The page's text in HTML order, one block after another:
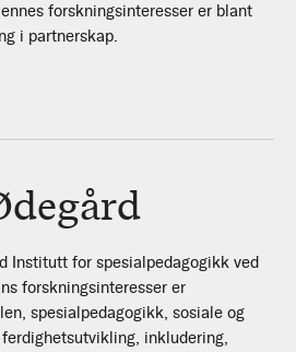
forskningsinteresser er blant
i partnerskap.
Institutt for spesialpedagogikk ved
forskningsinteresser er
spesialpedagogikk, sosiale og
inkludering,